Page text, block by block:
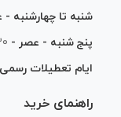
شنبه تا چهارشنبه
پنج شنبه - عصر -
ایام تعطیلات
راهنمای خرید